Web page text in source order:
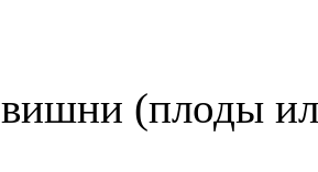
вишни (плоды